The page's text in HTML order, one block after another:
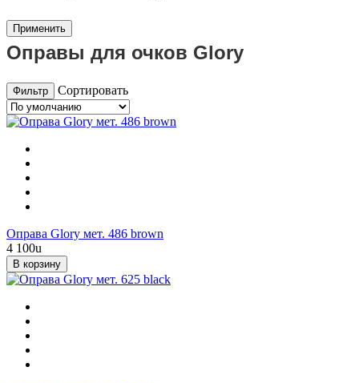
Оправы для очков Glory
Фильтр Сортировать
Оправа Glory мет. 486 brown
4 100u
В корзину